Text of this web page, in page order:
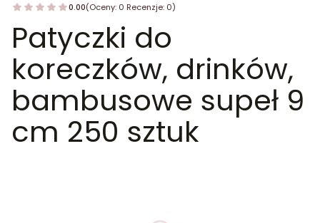
0.00(Oceny: 0 Recenzje: 0)
Patyczki do
koreczków, drinków,
bambusowe supeł 9
cm 250 sztuk